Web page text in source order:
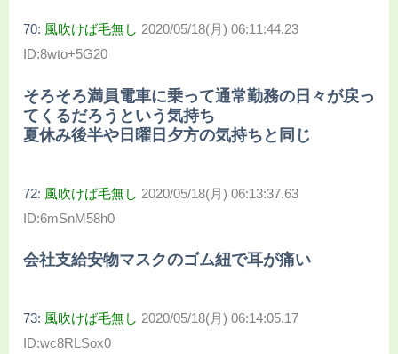
70: 風吹けば毛無し 2020/05/18(月) 06:11:44.23
ID:8wto+5G20
そろそろ満員電車に乗って通常勤務の日々が戻っ
てくるだろうという気持ち
夏休み後半や日曜日夕方の気持ちと同じ
72: 風吹けば毛無し 2020/05/18(月) 06:13:37.63
ID:6mSnM58h0
会社支給安物マスクのゴム紐で耳が痛い
73: 風吹けば毛無し 2020/05/18(月) 06:14:05.17
ID:wc8RLSox0